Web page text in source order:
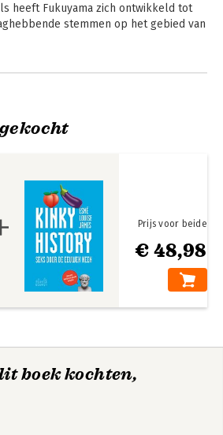
heeft Fukuyama zich ontwikkeld tot
stemmen op het gebied van
gevraagde sprekers ter wereld.
door Francis
State-Building
€ 48,98
Prijs voor beide
boek kochten,